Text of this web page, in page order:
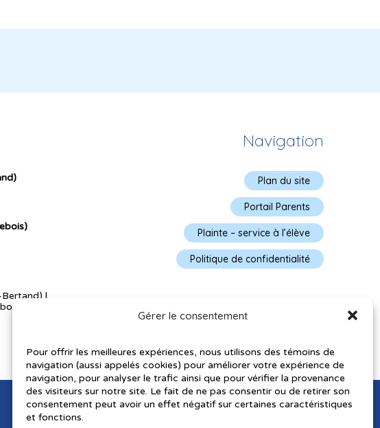
Gérer le consentement
Pour offrir les meilleures expériences, nous utilisons des témoins de
navigation (aussi appelés cookies) pour améliorer votre expérience de
navigation, pour analyser le trafic ainsi que pour vérifier la provenance
des visiteurs sur notre site. Le fait de ne pas consentir ou de retirer son
consentement peut avoir un effet négatif sur certaines caractéristiques
et fonctions.
|
Navigation
Plan du site
Portail Parents
Plainte – service à l’élève
Politique de confidentialité